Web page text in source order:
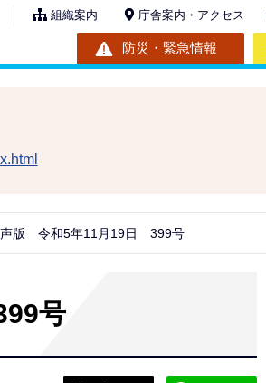
組織案内 庁舎案内・アクセス
防災・緊急情報
声版 令和5年11月19日 399号
号